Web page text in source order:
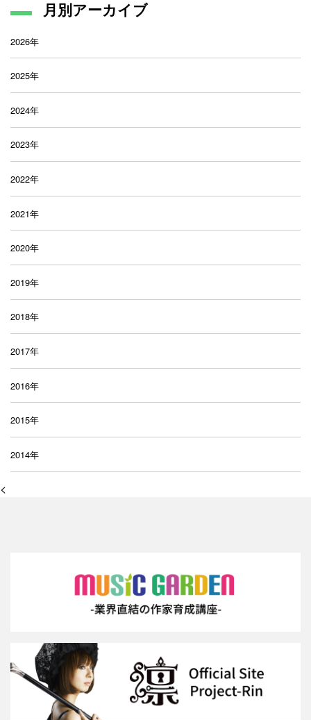
月別アーカイブ
2026年
2025年
2024年
2023年
2022年
2021年
2020年
2019年
2018年
2017年
2016年
2015年
2014年
<